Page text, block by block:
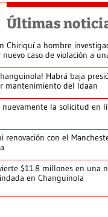
Últimas
Chiriquí a hombre
caso de violación a
Habrá baja
mantenimiento del Idaan
nuevamente la solicitud en
renovación con el
$11.8 millones en una
en Changuinola